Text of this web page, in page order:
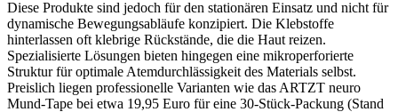
Diese Produkte sind jedoch für den stationären Einsatz und nicht für
dynamische Bewegungsabläufe konzipiert. Die Klebstoffe
hinterlassen oft klebrige Rückstände, die die Haut reizen.
Spezialisierte Lösungen bieten hingegen eine mikroperforierte
Struktur für optimale Atemdurchlässigkeit des Materials selbst.
Preislich liegen professionelle Varianten wie das ARTZT neuro
Mund-Tape bei etwa 19,95 Euro für eine 30-Stück-Packung (Stand